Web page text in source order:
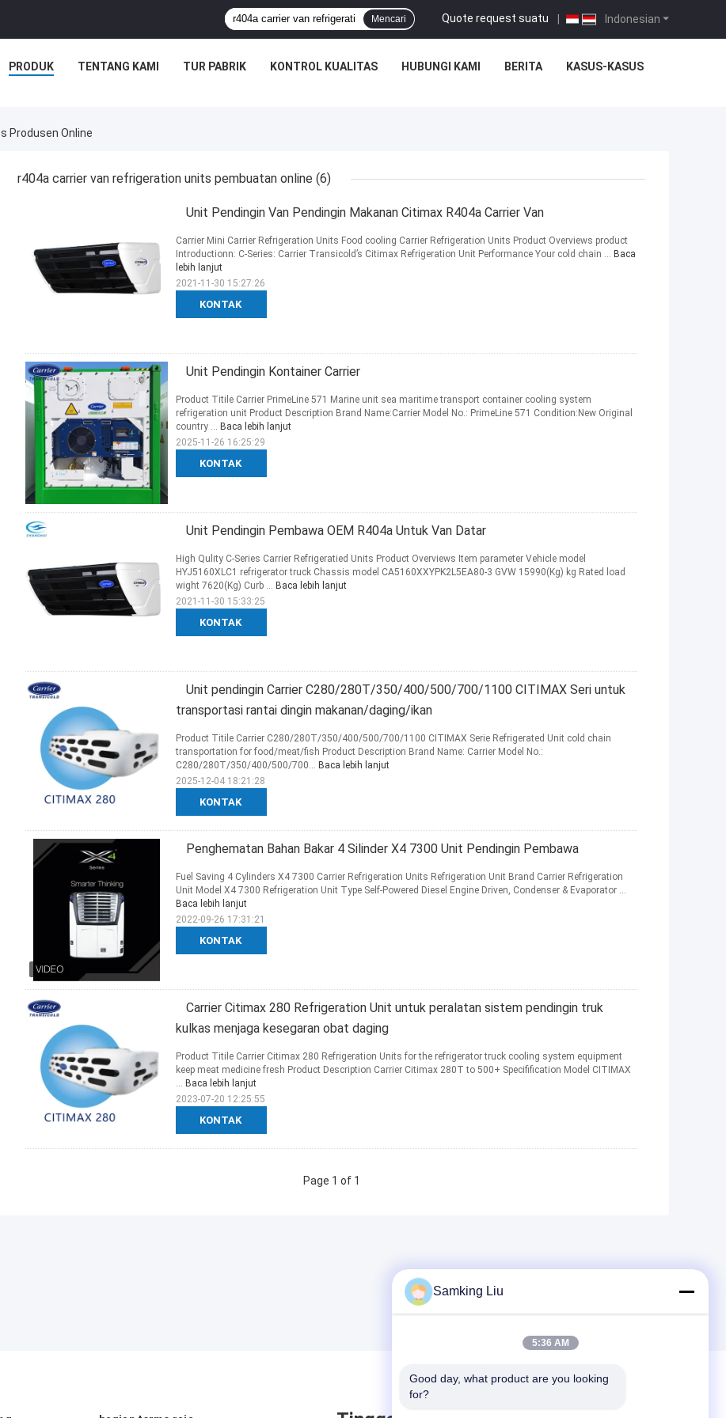
Indonesian
Quote request suatu |
Mencari
PRODUK TENTANG KAMI TUR PABRIK KONTROL KUALITAS HUBUNGI KAMI BERITA KASUS-KASUS
Produsen Online
r404a carrier van refrigeration units pembuatan online (6)
Unit Pendingin Van Pendingin Makanan Citimax R404a Carrier Van
KONTAK
Carrier Mini Carrier Refrigeration Units Food cooling Carrier Refrigeration Units Product Overviews product
Introductionn: C-Series: Carrier Transicold’s Citimax Refrigeration Unit Performance Your cold chain ... Baca
lebih lanjut
2021-11-30 15:27:26
Unit Pendingin Kontainer Carrier
KONTAK
Product Titile Carrier PrimeLine 571 Marine unit sea maritime transport container cooling system
refrigeration unit Product Description Brand Name:Carrier Model No.: PrimeLine 571 Condition:New Original
country ... Baca lebih lanjut
2025-11-26 16:25:29
Unit Pendingin Pembawa OEM R404a Untuk Van Datar
KONTAK
High Qulity C-Series Carrier Refrigeratied Units Product Overviews Item parameter Vehicle model
HYJ5160XLC1 refrigerator truck Chassis model CA5160XXYPK2L5EA80-3 GVW 15990(Kg) kg Rated load
wight 7620(Kg) Curb ... Baca lebih lanjut
2021-11-30 15:33:25
Unit pendingin Carrier C280/280T/350/400/500/700/1100 CITIMAX Seri untuk
transportasi rantai dingin makanan/daging/ikan
KONTAK
Product Titile Carrier C280/280T/350/400/500/700/1100 CITIMAX Serie Refrigerated Unit cold chain
transportation for food/meat/fish Product Description Brand Name: Carrier Model No.:
C280/280T/350/400/500/700... Baca lebih lanjut
2025-12-04 18:21:28
Penghematan Bahan Bakar 4 Silinder X4 7300 Unit Pendingin Pembawa
KONTAK
Fuel Saving 4 Cylinders X4 7300 Carrier Refrigeration Units Refrigeration Unit Brand Carrier Refrigeration
Unit Model X4 7300 Refrigeration Unit Type Self-Powered Diesel Engine Driven, Condenser & Evaporator ...
Baca lebih lanjut
2022-09-26 17:31:21
Carrier Citimax 280 Refrigeration Unit untuk peralatan sistem pendingin truk
kulkas menjaga kesegaran obat daging
KONTAK
Product Titile Carrier Citimax 280 Refrigeration Units for the refrigerator truck cooling system equipment
keep meat medicine fresh Product Description Carrier Citimax 280T to 500+ Specifification Model CITIMAX
... Baca lebih lanjut
2023-07-20 12:25:55
Page 1 of 1
Samking Liu
5:36 AM
Good day, what product are you looking
for?